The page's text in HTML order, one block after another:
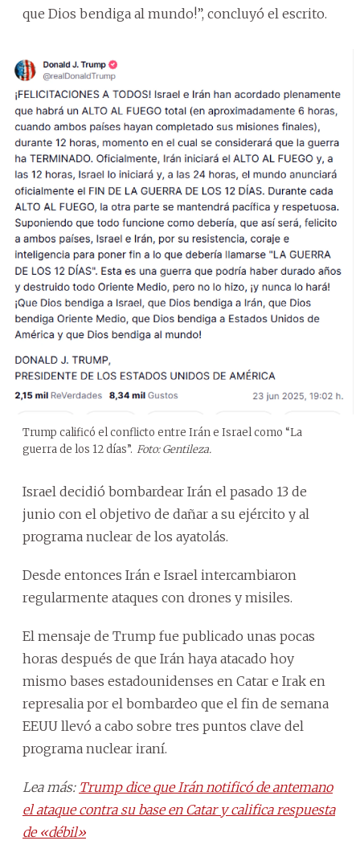
que Dios bendiga al mundo!”, concluyó el escrito.
Trump calificó el conflicto entre Irán e Israel como “La
guerra de los 12 días”. Foto: Gentileza.
Israel decidió bombardear Irán el pasado 13 de
junio con el objetivo de dañar a su ejército y al
programa nuclear de los ayatolás.
Desde entonces Irán e Israel intercambiaron
regularmente ataques con drones y misiles.
El mensaje de Trump fue publicado unas pocas
horas después de que Irán haya atacado hoy
mismo bases estadounidenses en Catar e Irak en
represalia por el bombardeo que el fin de semana
EEUU llevó a cabo sobre tres puntos clave del
programa nuclear iraní.
Lea más: Trump dice que Irán notificó de antemano
el ataque contra su base en Catar y califica respuesta
de «débil»